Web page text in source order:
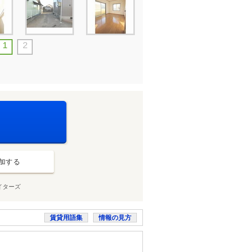
1 2
する
ターズ
賃貸用語集 情報の見方